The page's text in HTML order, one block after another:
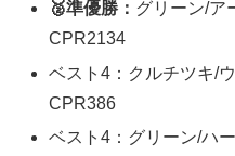
🥈準優勝： グリーン/ア
CPR2134
ベスト4：クルチツキ/
CPR386
ベスト4：グリーン/ハ